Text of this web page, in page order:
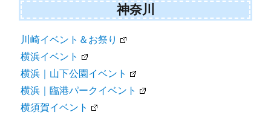
神奈川
川崎イベント＆お祭り
横浜イベント
横浜｜山下公園イベント
横浜｜臨港パークイベント
横須賀イベント